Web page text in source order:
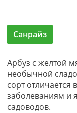
Санрайз
Арбуз с желтой
необычной
сорт отличается
заболеваниям и
садоводов.